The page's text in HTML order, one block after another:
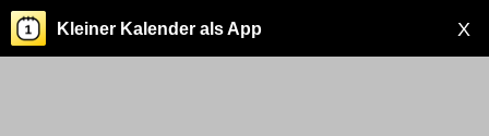
X
Kleiner Kalender als App